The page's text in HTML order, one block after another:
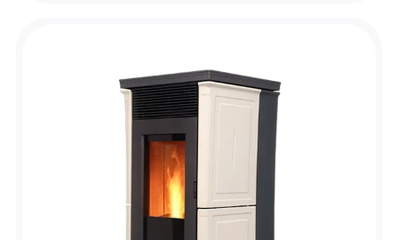
d’ambiance et dispose du Wi-Fi de série.
Ce modèle est équipé d’un brasier
autonettoyant pour un usage plus simple au
quotidien. Il est également proposé en
plusieurs finitions pour s’intégrer à différents
styles d’intérieur.